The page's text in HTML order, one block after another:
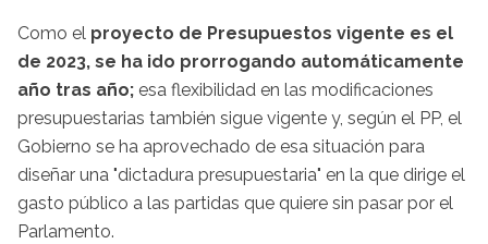
Como el proyecto de Presupuestos vigente es el
de 2023, se ha ido prorrogando automáticamente
año tras año; esa flexibilidad en las modificaciones
presupuestarias también sigue vigente y, según el PP, el
Gobierno se ha aprovechado de esa situación para
diseñar una "dictadura presupuestaria" en la que dirige el
gasto público a las partidas que quiere sin pasar por el
Parlamento.